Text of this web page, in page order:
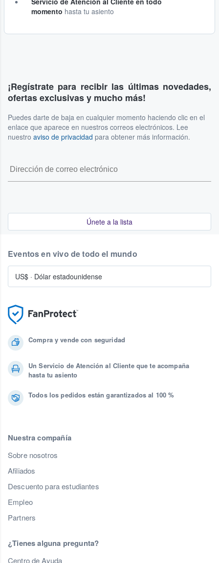
momento hasta tu asiento
¡Regístrate para recibir las últimas novedades,
ofertas exclusivas y mucho más!
Puedes darte de baja en cualquier momento haciendo clic en el
enlace que aparece en nuestros correos electrónicos. Lee
nuestro aviso de privacidad para obtener más información.
Únete a la lista
Compra y vende con seguridad
Un Servicio de Atención al Cliente que te acompaña
hasta tu asiento
Todos los pedidos están garantizados al 100 %
Nuestra compañía
Sobre nosotros
Afiliados
Descuento para estudiantes
Empleo
Partners
¿Tienes alguna pregunta?
Centro de Ayuda
Eventos en vivo de todo el mundo
US$ · Dólar estadounidense